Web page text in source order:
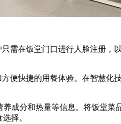
需在饭堂门口进行人脸注册
便快捷的用餐体验。在智慧化
成分和热量等信息。将饭堂
择。